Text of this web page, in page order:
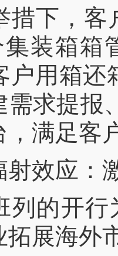
，客
装箱箱
户用箱
需求提报
满足客
应：激
的开行
拓展海外